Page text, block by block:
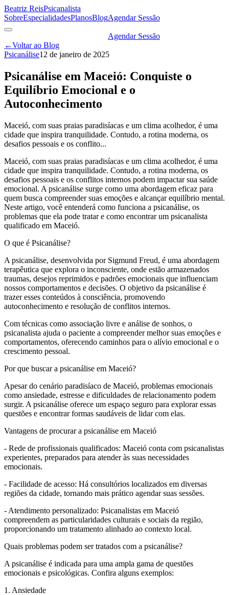
Beatriz ReisPsicanalista
SobreEspecialidadesPlanosBlogAgendar Sessão
Agendar Sessão
←Voltar ao Blog
Psicanálise12 de janeiro de 2025
Psicanálise em Maceió: Conquiste o
Equilíbrio Emocional e o
Autoconhecimento
Maceió, com suas praias paradisíacas e um clima acolhedor, é uma
cidade que inspira tranquilidade. Contudo, a rotina moderna, os
desafios pessoais e os conflito...
Maceió, com suas praias paradisíacas e um clima acolhedor, é uma
cidade que inspira tranquilidade. Contudo, a rotina moderna, os
desafios pessoais e os conflitos internos podem impactar sua saúde
emocional. A psicanálise surge como uma abordagem eficaz para
quem busca compreender suas emoções e alcançar equilíbrio mental.
Neste artigo, você entenderá como funciona a psicanálise, os
problemas que ela pode tratar e como encontrar um psicanalista
qualificado em Maceió.
O que é Psicanálise?
A psicanálise, desenvolvida por Sigmund Freud, é uma abordagem
terapêutica que explora o inconsciente, onde estão armazenados
traumas, desejos reprimidos e padrões emocionais que influenciam
nossos comportamentos e decisões. O objetivo da psicanálise é
trazer esses conteúdos à consciência, promovendo
autoconhecimento e resolução de conflitos internos.
Com técnicas como associação livre e análise de sonhos, o
psicanalista ajuda o paciente a compreender melhor suas emoções e
comportamentos, oferecendo caminhos para o alívio emocional e o
crescimento pessoal.
Por que buscar a psicanálise em Maceió?
Apesar do cenário paradisíaco de Maceió, problemas emocionais
como ansiedade, estresse e dificuldades de relacionamento podem
surgir. A psicanálise oferece um espaço seguro para explorar essas
questões e encontrar formas saudáveis de lidar com elas.
Vantagens de procurar a psicanálise em Maceió
- Rede de profissionais qualificados: Maceió conta com psicanalistas
experientes, preparados para atender às suas necessidades
emocionais.
- Facilidade de acesso: Há consultórios localizados em diversas
regiões da cidade, tornando mais prático agendar suas sessões.
- Atendimento personalizado: Psicanalistas em Maceió
compreendem as particularidades culturais e sociais da região,
proporcionando um tratamento alinhado ao contexto local.
Quais problemas podem ser tratados com a psicanálise?
A psicanálise é indicada para uma ampla gama de questões
emocionais e psicológicas. Confira alguns exemplos:
1. Ansiedade